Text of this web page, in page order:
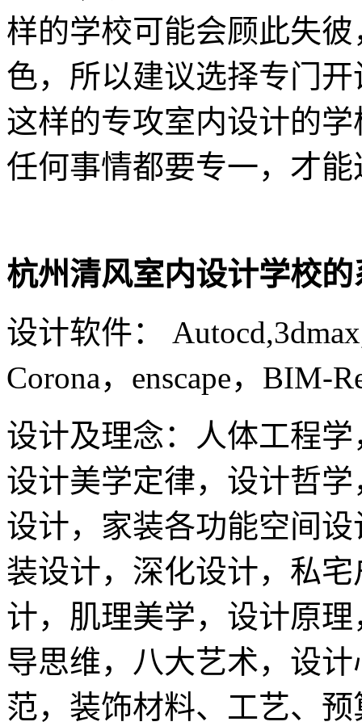
样的学校可能会顾此失
色，所以建议选择专门
这样的专攻室内设计的
任何事情都要专一，才
杭州清风室内设计学校
设计软件：
Corona，enscape，BIM-
设计及理念：人体工程
设计美学定律，设计哲
设计，家装各功能空间
装设计，深化设计，私
计，肌理美学，设计原
导思维，八大艺术，设
范，装饰材料、工艺、